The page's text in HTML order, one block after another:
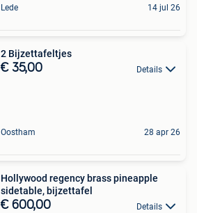
Lede 14 jul 26
2 Bijzettafeltjes
€ 35,00 Details
Oostham 28 apr 26
Hollywood regency brass pineapple
sidetable, bijzettafel
€ 600,00 Details